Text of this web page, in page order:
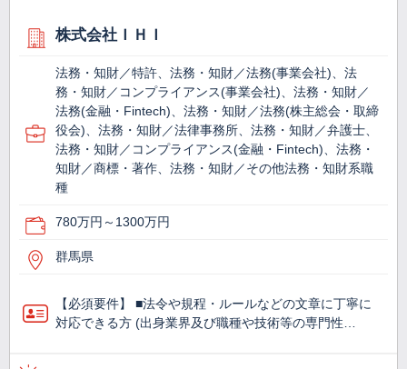
株式会社ＩＨＩ
法務・知財／特許、法務・知財／法務(事業会社)、法
務・知財／コンプライアンス(事業会社)、法務・知財／
法務(金融・Fintech)、法務・知財／法務(株主総会・取締
役会)、法務・知財／法律事務所、法務・知財／弁護士、
法務・知財／コンプライアンス(金融・Fintech)、法務・
知財／商標・著作、法務・知財／その他法務・知財系職
種
780万円～1300万円
群馬県
【必須要件】 ■法令や規程・ルールなどの文章に丁寧に
対応できる方 (出身業界及び職種や技術等の専門性…